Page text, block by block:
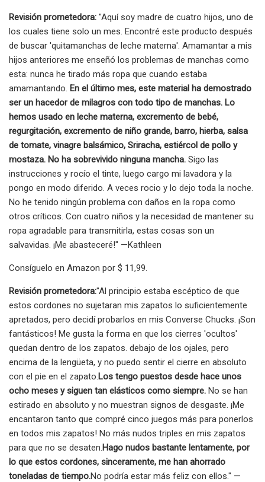
Revisión prometedora: "Aquí soy madre de cuatro hijos, uno de
los cuales tiene solo un mes. Encontré este producto después
de buscar 'quitamanchas de leche materna'. Amamantar a mis
hijos anteriores me enseñó los problemas de manchas como
esta: nunca he tirado más ropa que cuando estaba
amamantando. En el último mes, este material ha demostrado
ser un hacedor de milagros con todo tipo de manchas. Lo
hemos usado en leche materna, excremento de bebé,
regurgitación, excremento de niño grande, barro, hierba, salsa
de tomate, vinagre balsámico, Sriracha, estiércol de pollo y
mostaza. No ha sobrevivido ninguna mancha. Sigo las
instrucciones y rocío el tinte, luego cargo mi lavadora y la
pongo en modo diferido. A veces rocio y lo dejo toda la noche.
No he tenido ningún problema con daños en la ropa como
otros críticos. Con cuatro niños y la necesidad de mantener su
ropa agradable para transmitirla, estas cosas son un
salvavidas. ¡Me abasteceré!" —Kathleen
Consíguelo en Amazon por $ 11,99.
Revisión prometedora:"Al principio estaba escéptico de que
estos cordones no sujetaran mis zapatos lo suficientemente
apretados, pero decidí probarlos en mis Converse Chucks. ¡Son
fantásticos! Me gusta la forma en que los cierres 'ocultos'
quedan dentro de los zapatos. debajo de los ojales, pero
encima de la lengüeta, y no puedo sentir el cierre en absoluto
con el pie en el zapato.Los tengo puestos desde hace unos
ocho meses y siguen tan elásticos como siempre. No se han
estirado en absoluto y no muestran signos de desgaste. ¡Me
encantaron tanto que compré cinco juegos más para ponerlos
en todos mis zapatos! No más nudos triples en mis zapatos
para que no se desaten.Hago nudos bastante lentamente, por
lo que estos cordones, sinceramente, me han ahorrado
toneladas de tiempo.No podría estar más feliz con ellos." —